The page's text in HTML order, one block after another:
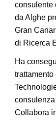
consulente
da Alghe
Gran
di Ricerca
Ha
Collabora